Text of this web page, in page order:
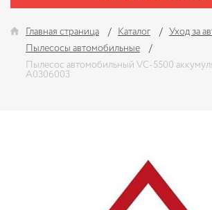
Главная страница Каталог
Уход за
Пылесосы автомобильные
Пылесос автомобильный VC-5500
A0306003